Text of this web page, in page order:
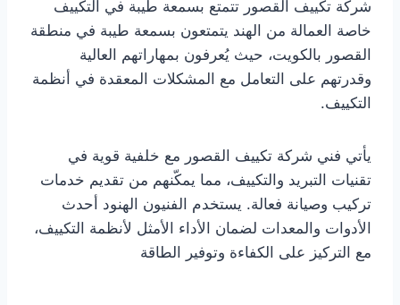
شركة تكييف القصور تتمتع بسمعة طيبة في التكييف
خاصة العمالة من الهند يتمتعون بسمعة طيبة في منطقة
القصور بالكويت، حيث يُعرفون بمهاراتهم العالية
وقدرتهم على التعامل مع المشكلات المعقدة في أنظمة
التكييف.
يأتي فني شركة تكييف القصور مع خلفية قوية في
تقنيات التبريد والتكييف، مما يمكّنهم من تقديم خدمات
تركيب وصيانة فعالة. يستخدم الفنيون الهنود أحدث
الأدوات والمعدات لضمان الأداء الأمثل لأنظمة التكييف،
مع التركيز على الكفاءة وتوفير الطاقة